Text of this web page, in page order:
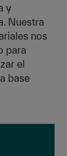
y
Nuestra
nos
para
el
base